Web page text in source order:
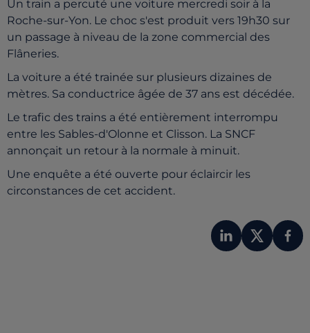
Un train a percuté une voiture mercredi soir à la
Roche-sur-Yon. Le choc s'est produit vers 19h30 sur
un passage à niveau de la zone commercial des
Flâneries.
La voiture a été trainée sur plusieurs dizaines de
mètres. Sa conductrice âgée de 37 ans est décédée.
Le trafic des trains a été entièrement interrompu
entre les Sables-d'Olonne et Clisson. La SNCF
annonçait un retour à la normale à minuit.
Une enquête a été ouverte pour éclaircir les
circonstances de cet accident.